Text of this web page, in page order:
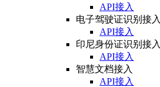
API接入
电子驾驶证识别接入
API接入
印尼身份证识别接入
API接入
智慧文档接入
API接入